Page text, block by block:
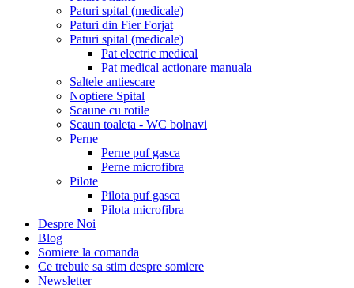
Paturi spital (medicale)
Paturi din Fier Forjat
Paturi spital (medicale)
Pat electric medical
Pat medical actionare manuala
Saltele antiescare
Noptiere Spital
Scaune cu rotile
Scaun toaleta - WC bolnavi
Perne
Perne puf gasca
Perne microfibra
Pilote
Pilota puf gasca
Pilota microfibra
Despre Noi
Blog
Somiere la comanda
Ce trebuie sa stim despre somiere
Newsletter